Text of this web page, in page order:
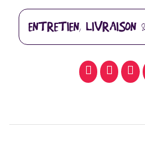
ENTRETIEN, LIVRAISON
facebook